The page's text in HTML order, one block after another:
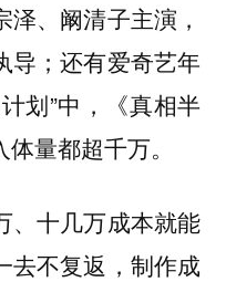
泽、阚清子主演，
导；还有爱奇艺年
划”中，《真相半
量都超千万。
、十几万成本就能
去不复返，制作成